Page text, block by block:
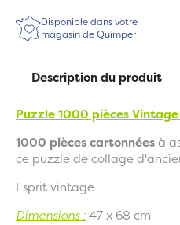
Disponible dans votre
magasin de Quimper
Description du produit
Puzzle 1000 pièces
1000 pièces cartonnéesà
ce puzzle de collage
Esprit vintage
Dimensions :47 x 68 cm